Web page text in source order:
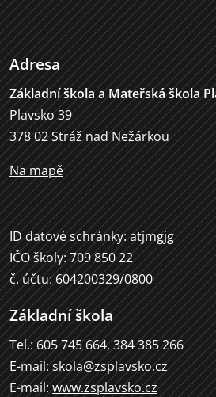
Adresa
Základní škola a Mateřská škola
Plavsko 39
378 02 Stráž nad Nežárkou
Na mapě
ID datové schránky: atjmgjg
IČO školy: 709 850 22
č. účtu: 604200329/0800
Základní škola
Tel.: 605 745 664, 384 385 266
E-mail: skola@zsplavsko.cz
E-mail: www.zsplavsko.cz